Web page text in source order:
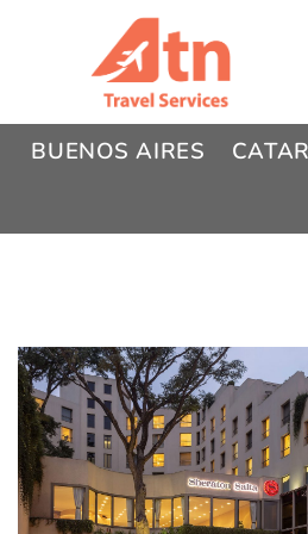
BUENOS AIRES